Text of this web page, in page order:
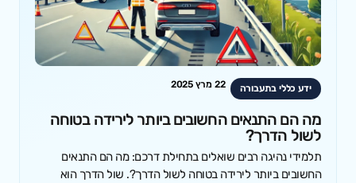
ידע כללי בתעבורה 22 מרץ 2025
מה הם התנאים החשובים ביותר לירידה בטוחה
לשול הדרך?
תלמידי נהיגה רבים שואלים בתחילת דרכם: מה הם התנאים
החשובים ביותר לירידה בטוחה לשול הדרך?. שול הדרך הוא